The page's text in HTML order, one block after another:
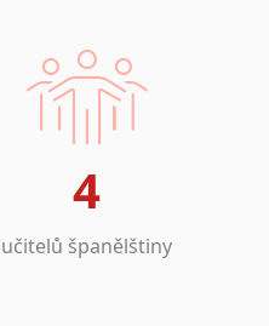
4
učitelů španělštiny